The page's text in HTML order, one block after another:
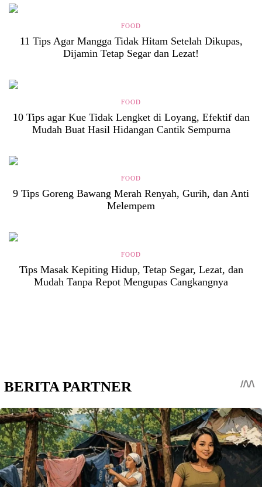
FOOD
11 Tips Agar Mangga Tidak Hitam Setelah Dikupas,
Dijamin Tetap Segar dan Lezat!
FOOD
10 Tips agar Kue Tidak Lengket di Loyang, Efektif dan
Mudah Buat Hasil Hidangan Cantik Sempurna
FOOD
9 Tips Goreng Bawang Merah Renyah, Gurih, dan Anti
Melempem
FOOD
Tips Masak Kepiting Hidup, Tetap Segar, Lezat, dan
Mudah Tanpa Repot Mengupas Cangkangnya